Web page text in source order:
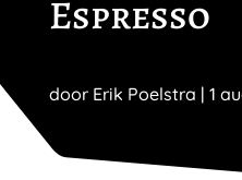
Espresso
door Erik Poelstra | 1